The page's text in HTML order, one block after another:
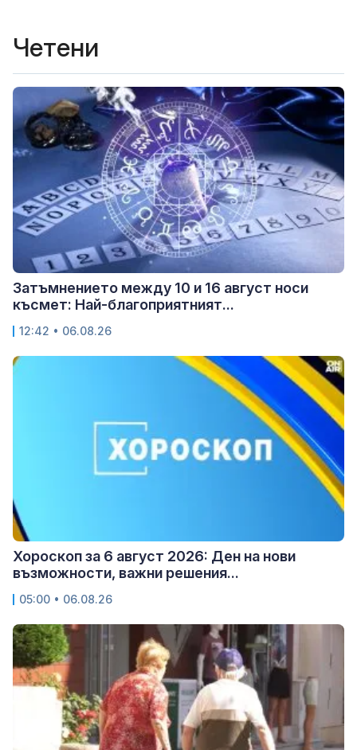
Четени
Затъмнението между 10 и 16 август носи
късмет: Най-благоприятният...
12:42 • 06.08.26
Хороскоп за 6 август 2026: Ден на нови
възможности, важни решения...
05:00 • 06.08.26